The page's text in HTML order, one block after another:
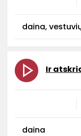
daina,
Ir
daina